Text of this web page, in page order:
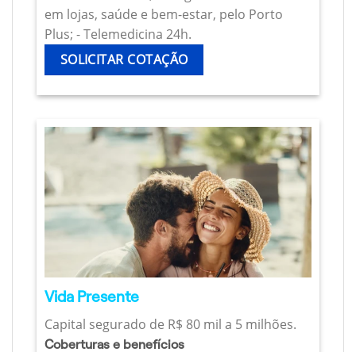
em lojas, saúde e bem-estar, pelo Porto
Plus; - Telemedicina 24h.
SOLICITAR COTAÇÃO
Vida Presente
Capital segurado de R$ 80 mil a 5 milhões.
Coberturas e benefícios